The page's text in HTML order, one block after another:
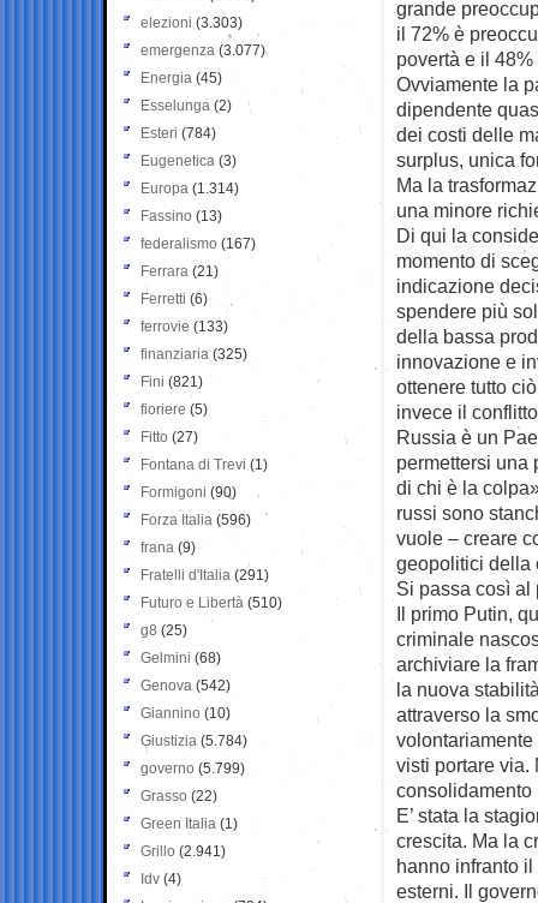
grande
il 72% è
povertà e il
Ovviamente la
dipendente
dei costi delle
surplus, unica
Ma la
una minore
Di qui la
momento di
indicazione
spendere più
della bassa
innovazione e
ottenere tutto
invece il
Russia è un
permettersi una
di chi è la
russi sono
vuole – creare
geopolitici della
Si passa così al
Il primo Putin,
criminale
archiviare la
la nuova
attraverso la
visti portare via.
consolidamento
E’ stata la
crescita. Ma la
hanno infranto
esterni. Il
elezioni (3.303)
emergenza (3.077)
Energia (45)
Esselunga (2)
Esteri (784)
Eugenetica (3)
Europa (1.314)
Fassino (13)
federalismo (167)
Ferrara (21)
Ferretti (6)
ferrovie (133)
finanziaria (325)
Fini (821)
fioriere (5)
Fitto (27)
Fontana di Trevi (1)
Formigoni (90)
Forza Italia (596)
frana (9)
Fratelli d'Italia (291)
Futuro e Libertà (510)
g8 (25)
Gelmini (68)
Genova (542)
Giannino (10)
Giustizia (5.784)
governo (5.799)
Grasso (22)
Green Italia (1)
Grillo (2.941)
Idv (4)